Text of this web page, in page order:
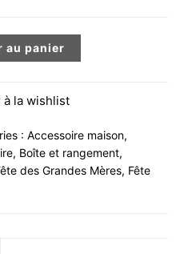
à bijoux à 6 compartiments,
au panier
à la wishlist
: Accessoire maison,
, Boîte et rangement,
des Grandes Mères, Fête